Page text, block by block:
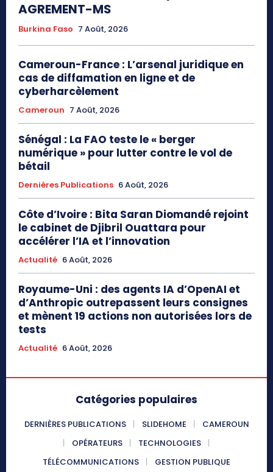
AGREMENT-MS
Burkina Faso 7 Août, 2026
Cameroun-France : L’arsenal juridique en
cas de diffamation en ligne et de
cyberharcèlement
Cameroun 7 Août, 2026
Sénégal : La FAO teste le « berger
numérique » pour lutter contre le vol de
bétail
Dernières Publications 6 Août, 2026
Côte d’Ivoire : Bita Saran Diomandé rejoint
le cabinet de Djibril Ouattara pour
accélérer l’IA et l’innovation
Actualité 6 Août, 2026
Royaume-Uni : des agents IA d’OpenAI et
d’Anthropic outrepassent leurs consignes
et mènent 19 actions non autorisées lors de
tests
Actualité 6 Août, 2026
Catégories populaires
DERNIÈRES PUBLICATIONS SLIDEHOME
CAMEROUN
OPÉRATEURS
TECHNOLOGIES
TÉLÉCOMMUNICATIONS
GESTION PUBLIQUE